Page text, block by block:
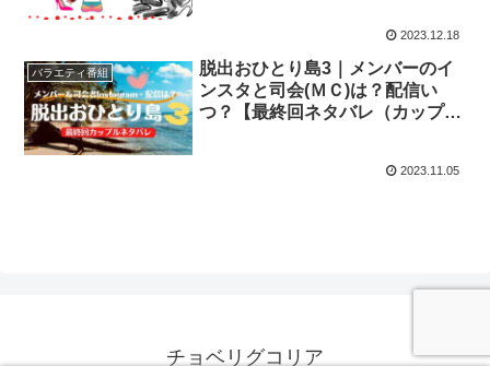
2023.12.18
バラエティ番組
脱出おひとり島3｜メンバーのイ
ンスタと司会(ＭＣ)は？配信い
つ？【最終回ネタバレ（カップ
2023.11.05
チョベリグコリア